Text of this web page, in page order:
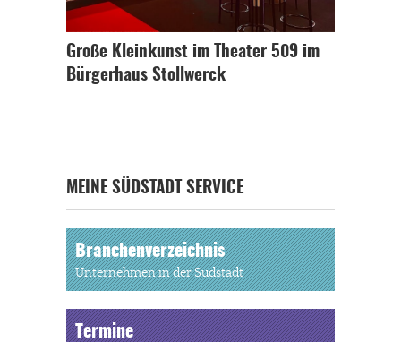
Große Kleinkunst im Theater 509 im
Bürgerhaus Stollwerck
MEINE SÜDSTADT SERVICE
Branchenverzeichnis
Unternehmen in der Südstadt
Termine